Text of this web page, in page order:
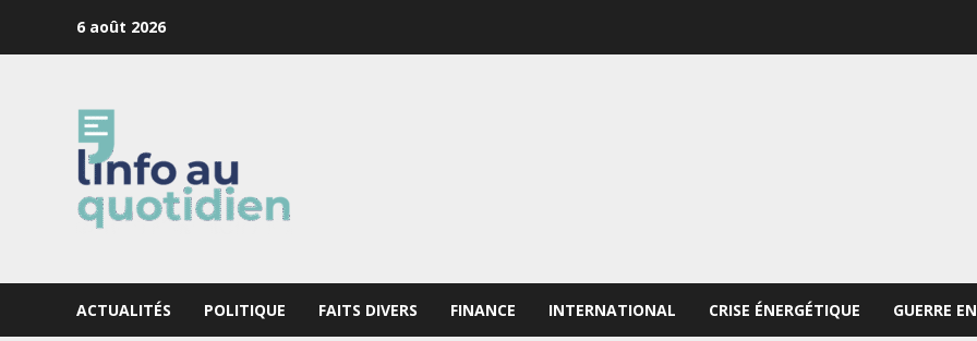
6 août 2026
ACTUALITÉS POLITIQUE FAITS DIVERS FINANCE INTERNATIONAL CRISE ÉNERGÉTIQUE GUERRE